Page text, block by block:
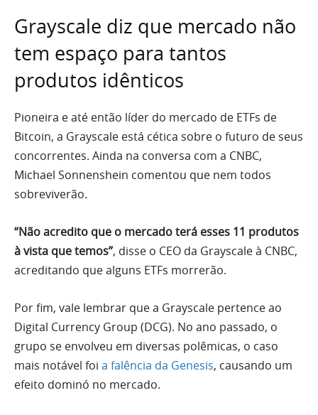
Grayscale diz que mercado não
tem espaço para tantos
produtos idênticos
Pioneira e até então líder do mercado de ETFs de
Bitcoin, a Grayscale está cética sobre o futuro de seus
concorrentes. Ainda na conversa com a CNBC,
Michael Sonnenshein comentou que nem todos
sobreviverão.
“Não acredito que o mercado terá esses 11 produtos
à vista que temos”, disse o CEO da Grayscale à CNBC,
acreditando que alguns ETFs morrerão.
Por fim, vale lembrar que a Grayscale pertence ao
Digital Currency Group (DCG). No ano passado, o
grupo se envolveu em diversas polêmicas, o caso
mais notável foi a falência da Genesis, causando um
efeito dominó no mercado.